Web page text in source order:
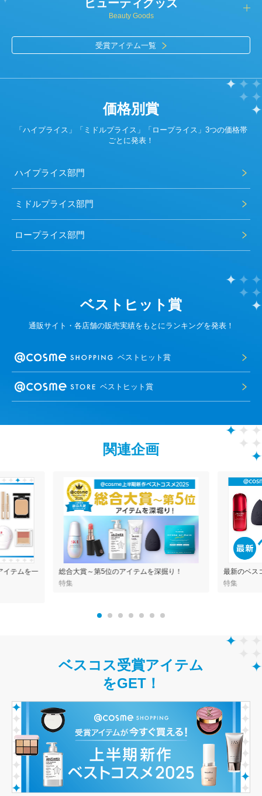
ビューティグッズ
Beauty Goods
受賞アイテム一覧
価格別賞
「ハイプライス」「ミドルプライス」「ロープライス」3つの価格帯
ごとに発表！
ハイプライス部門
ミドルプライス部門
ロープライス部門
ベストヒット賞
通販サイト・各店舗の販売実績をもとにランキングを発表！
ベストヒット賞
ベストヒット賞
関連企画
イテムを一
総合大賞～第5位のアイテムを深掘り！
特集
最新のベス
特集
ベスコス受賞アイテム
をGET！